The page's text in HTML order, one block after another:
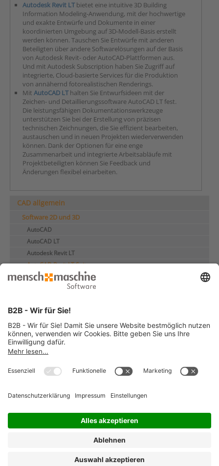
Autodesk Revit LTbietet eine intuitive 3D Building
Information Modeling-Anwendung, mit der hochwertige
und exakte Entwürfe und Dokumente in einer
koordinierten Umgebung auf 3D-Modell-Basis erstellt
werden können. Tauschen Sie Entwürfe mit anderen
Beteiligten über andere Softwarelösungen auf der Basis
von Autodesk Revit- oder AutoCAD-Plattformen aus.
Und mit Autodesk Subscription haben Sie Zugriff auf
integrierte, Cloud-basierte Services für die Produktion
von annähernd fotorealistischen Renderings.
Mit AutoCAD LThalten Sie Entwurfsideen mit der
Zeichen- und Detaillierungssoftware AutoCAD LT fest.
Die leistungsfähigen Dokumentationswerkzeuge
unterstützen Sie bei der Erstellung von präzisen
technischen Zeichnungen, die Sie effizient bearbeiten,
austauschen und in neuen Projekten wiederverwenden
können. Dank der Optionen für eine enge
Zusammenarbeit und integrierte Arbeitsabläufe mit
Projektbeteiligten können Sie Feedback und
Änderungen flexibel einarbeiten.
CAD allgemein
Software 2D und 3D
AutoCAD
AutoCAD LT
Autodesk Revit LT
AutoCAD Revit LT Suite
MuM ACAD Toolbox
Autodesk Industry Collections
Kundenreferenzen